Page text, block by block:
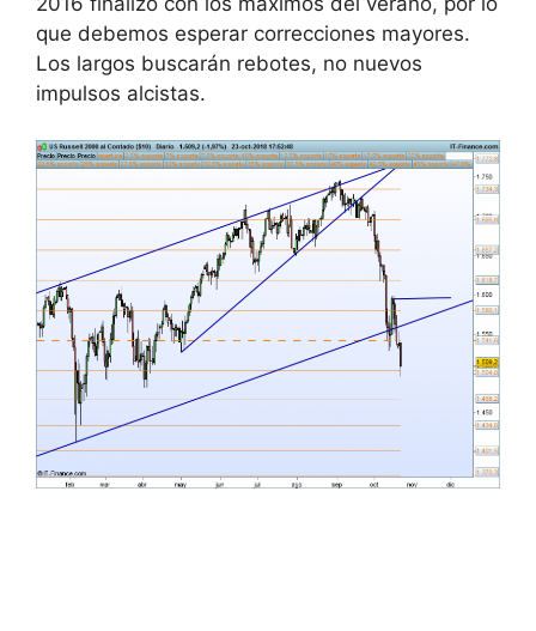
que debemos esperar correcciones mayores.
Los largos buscarán rebotes, no nuevos
impulsos alcistas.